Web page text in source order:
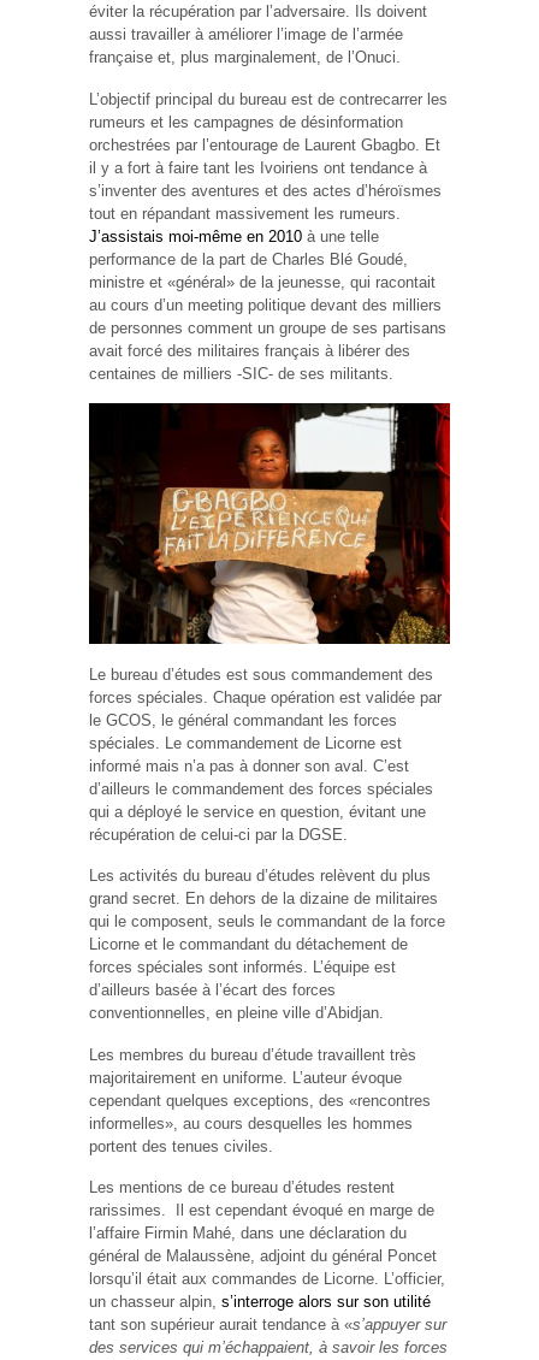
éviter la récupération par l’adversaire. Ils doivent
aussi travailler à améliorer l’image de l’armée
française et, plus marginalement, de l’Onuci.
L’objectif principal du bureau est de contrecarrer les
rumeurs et les campagnes de désinformation
orchestrées par l’entourage de Laurent Gbagbo. Et
il y a fort à faire tant les Ivoiriens ont tendance à
s’inventer des aventures et des actes d’héroïsmes
tout en répandant massivement les rumeurs.
J’assistais moi-même en 2010 à une telle
performance de la part de Charles Blé Goudé,
ministre et «général» de la jeunesse, qui racontait
au cours d’un meeting politique devant des milliers
de personnes comment un groupe de ses partisans
avait forcé des militaires français à libérer des
centaines de milliers -SIC- de ses militants.
Le bureau d’études est sous commandement des
forces spéciales. Chaque opération est validée par
le GCOS, le général commandant les forces
spéciales. Le commandement de Licorne est
informé mais n’a pas à donner son aval. C’est
d’ailleurs le commandement des forces spéciales
qui a déployé le service en question, évitant une
récupération de celui-ci par la DGSE.
Les activités du bureau d’études relèvent du plus
grand secret. En dehors de la dizaine de militaires
qui le composent, seuls le commandant de la force
Licorne et le commandant du détachement de
forces spéciales sont informés. L’équipe est
d’ailleurs basée à l’écart des forces
conventionnelles, en pleine ville d’Abidjan.
Les membres du bureau d’étude travaillent très
majoritairement en uniforme. L’auteur évoque
cependant quelques exceptions, des «rencontres
informelles», au cours desquelles les hommes
portent des tenues civiles.
Les mentions de ce bureau d’études restent
rarissimes. Il est cependant évoqué en marge de
l’affaire Firmin Mahé, dans une déclaration du
général de Malaussène, adjoint du général Poncet
lorsqu’il était aux commandes de Licorne. L’officier,
un chasseur alpin, s’interroge alors sur son utilité
tant son supérieur aurait tendance à «s’appuyer sur
des services qui m’échappaient, à savoir les forces